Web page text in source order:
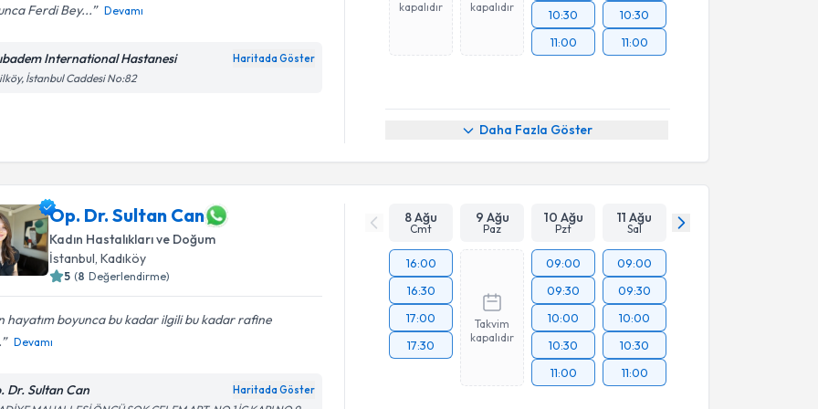
Ferdi Bey...
Devamı
International Hastanesi Haritada Göster
İstanbul Caddesi No:82
kapalıdır
kapalıdır
10:30
11:00
10:30
11:00
Daha Fazla Göster
Op. Dr. Sultan Can
Kadın Hastalıkları ve Doğum
İstanbul , Kadıköy
5 (8 Değerlendirme)
hayatım boyunca bu kadar ilgili bu kadar rafine
Devamı
Dr. Sultan Can Haritada Göster
8 Ağu
Cmt
9 Ağu
Paz
10 Ağu
Pzt
11 Ağu
Sal
16:00
16:30
17:00
17:30
Takvim
kapalıdır
09:00
09:30
10:00
10:30
11:00
09:00
09:30
10:00
10:30
11:00